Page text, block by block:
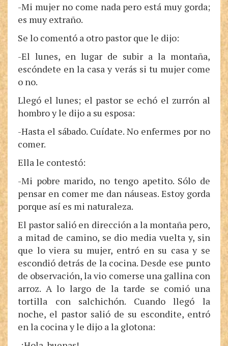
-Mi mujer no come nada pero está muy gorda;
es muy extraño.
Se lo comentó a otro pastor que le dijo:
-El lunes, en lugar de subir a la montaña,
escóndete en la casa y verás si tu mujer come
o no.
Llegó el lunes; el pastor se echó el zurrón al
hombro y le dijo a su esposa:
-Hasta el sábado. Cuídate. No enfermes por no
comer.
Ella le contestó:
-Mi pobre marido, no tengo apetito. Sólo de
pensar en comer me dan náuseas. Estoy gorda
porque así es mi naturaleza.
El pastor salió en dirección a la montaña pero,
a mitad de camino, se dio media vuelta y, sin
que lo viera su mujer, entró en su casa y se
escondió detrás de la cocina. Desde ese punto
de observación, la vio comerse una gallina con
arroz. A lo largo de la tarde se comió una
tortilla con salchichón. Cuando llegó la
noche, el pastor salió de su escondite, entró
en la cocina y le dijo a la glotona: